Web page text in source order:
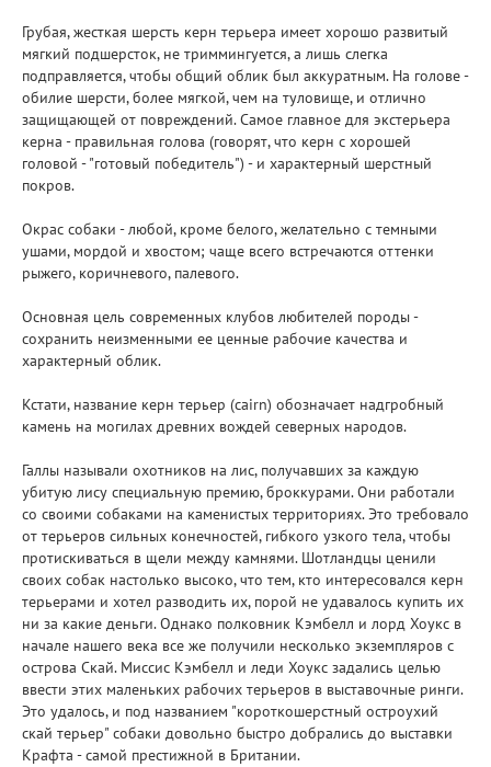
Грубая, жесткая шерсть керн терьера имеет хорошо развитый
мягкий подшерсток, не триммингуется, а лишь слегка
подправляется, чтобы общий облик был аккуратным. На голове -
обилие шерсти, более мягкой, чем на туловище, и отлично
защищающей от повреждений. Самое главное для экстерьера
керна - правильная голова (говорят, что керн с хорошей
головой - "готовый победитель") - и характерный шерстный
покров.
Окрас собаки - любой, кроме белого, желательно с темными
ушами, мордой и хвостом; чаще всего встречаются оттенки
рыжего, коричневого, палевого.
Основная цель современных клубов любителей породы -
сохранить неизменными ее ценные рабочие качества и
характерный облик.
Кстати, название керн терьер (cairn) обозначает надгробный
камень на могилах древних вождей северных народов.
Галлы называли охотников на лис, получавших за каждую
убитую лису специальную премию, броккурами. Они работали
со своими собаками на каменистых территориях. Это требовало
от терьеров сильных конечностей, гибкого узкого тела, чтобы
протискиваться в щели между камнями. Шотландцы ценили
своих собак настолько высоко, что тем, кто интересовался керн
терьерами и хотел разводить их, порой не удавалось купить их
ни за какие деньги. Однако полковник Кэмбелл и лорд Хоукс в
начале нашего века все же получили несколько экземпляров с
острова Скай. Миссис Кэмбелл и леди Хоукс задались целью
ввести этих маленьких рабочих терьеров в выставочные ринги.
Это удалось, и под названием "короткошерстный остроухий
скай терьер" собаки довольно быстро добрались до выставки
Крафта - самой престижной в Британии.